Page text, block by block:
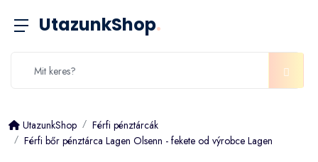
UtazunkShop.
UtazunkShop
Férfi pénztárcák
Férfi bőr pénztárca Lagen Olsenn - fekete od výrobce Lagen